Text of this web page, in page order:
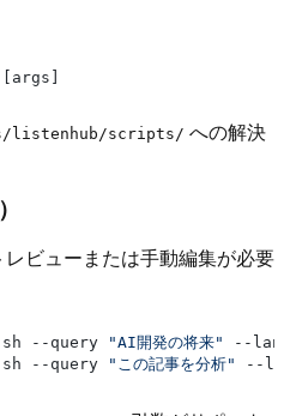
scripts/ への解決
ビューまたは手動編集が必要
--query
"AI開発の将来"
--query "この記事を分析" --